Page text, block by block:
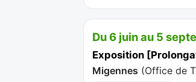
Du 6 juin au 5
Exposition
Migennes (Office de